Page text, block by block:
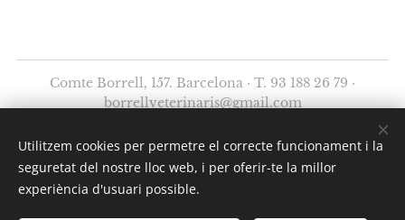
Comte Borrell, 157. Barcelona · T. 93 188 26 79 ·
borrellveterinaris@gmail.com
reservats.
Cookies
Utilitzem cookies per permetre el correcte funcionament i la
seguretat del nostre lloc web, i per oferir-te la millor
experiència d'usuari possible.